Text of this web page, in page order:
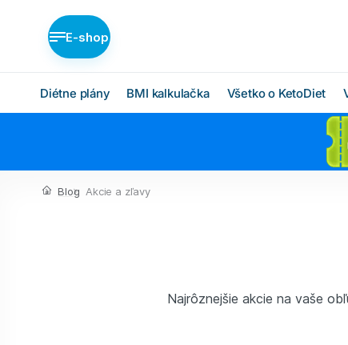
E-shop
Diétne plány
Nízka nadváha (BASIC)
BMI kalkulačka Všetko o KetoDiet
Ako KetoDiet funguje
O proteínovej diéte
Čo budem jesť
Blog Akcie a zľavy
Najrôznejšie akcie na vaše